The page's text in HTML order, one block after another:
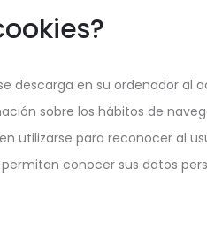
descarga en su ordenador al
sobre los hábitos de
utilizarse para reconocer al
conocer sus datos